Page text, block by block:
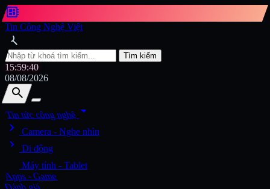
developer_board
Tin Công Nghệ Việt
search
Tìm kiếm
15:59:41
08/08/2026
search
search
Tin tức công nghệarrow_drop_down
chevron_right
Camera - Nghe nhìn
chevron_right Di động
Máy tính - Tablet
Apps - Game
Đánh giá